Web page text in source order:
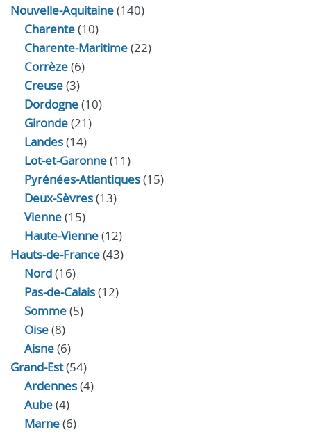
Nouvelle-Aquitaine(140)
Charente(10)
Charente-Maritime(22)
Corrèze(6)
Creuse(3)
Dordogne(10)
Gironde(21)
Landes(14)
Lot-et-Garonne(11)
Pyrénées-Atlantiques(15)
Deux-Sèvres(13)
Vienne(15)
Haute-Vienne(12)
Hauts-de-France(43)
Nord(16)
Pas-de-Calais(12)
Somme(5)
Oise(8)
Aisne(6)
Grand-Est(54)
Ardennes(4)
Aube(4)
Marne(6)